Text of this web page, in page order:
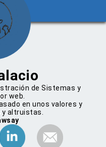
de Sistemas y
web.
en unos valores y
altruistas.